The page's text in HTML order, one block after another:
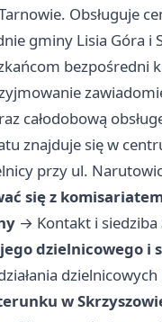
Obsługuje
gminy Lisia Góra i
bezpośredni
całodobową
znajduje się w
przy ul.
się z
→ Kontakt i siedziba
dzielnicowego i
dzielnicowych
w